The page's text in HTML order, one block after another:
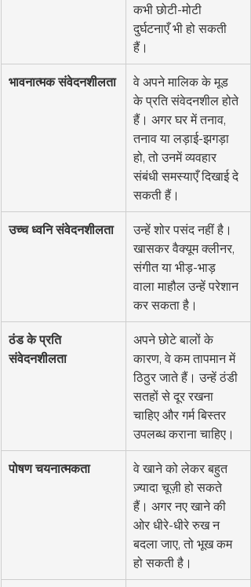
कभी छोटी-मोटी
दुर्घटनाएँ भी हो सकती
हैं।
भावनात्मक संवेदनशीलता
वे अपने मालिक के मूड
के प्रति संवेदनशील होते
हैं। अगर घर में तनाव,
तनाव या लड़ाई-झगड़ा
हो, तो उनमें व्यवहार
संबंधी समस्याएँ दिखाई दे
सकती हैं।
उच्च ध्वनि संवेदनशीलता
उन्हें शोर पसंद नहीं है।
खासकर वैक्यूम क्लीनर,
संगीत या भीड़-भाड़
वाला माहौल उन्हें परेशान
कर सकता है।
ठंड के प्रति
संवेदनशीलता
अपने छोटे बालों के
कारण, वे कम तापमान में
ठिठुर जाते हैं। उन्हें ठंडी
सतहों से दूर रखना
चाहिए और गर्म बिस्तर
उपलब्ध कराना चाहिए।
पोषण चयनात्मकता
वे खाने को लेकर बहुत
ज़्यादा चूज़ी हो सकते
हैं। अगर नए खाने की
ओर धीरे-धीरे रुख न
बदला जाए, तो भूख कम
हो सकती है।